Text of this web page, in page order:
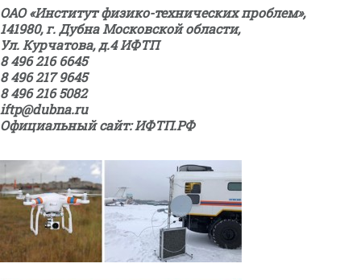
ОАО «Институт физико-технических проблем»,
141980, г. Дубна Московской области,
Ул. Курчатова, д.4 ИФТП
8 496 216 6645
8 496 217 9645
8 496 216 5082
iftp@dubna.ru
Официальный сайт: ИФТП.РФ